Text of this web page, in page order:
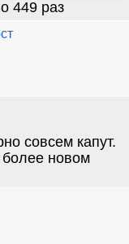
449 раз
совсем капут.
новом